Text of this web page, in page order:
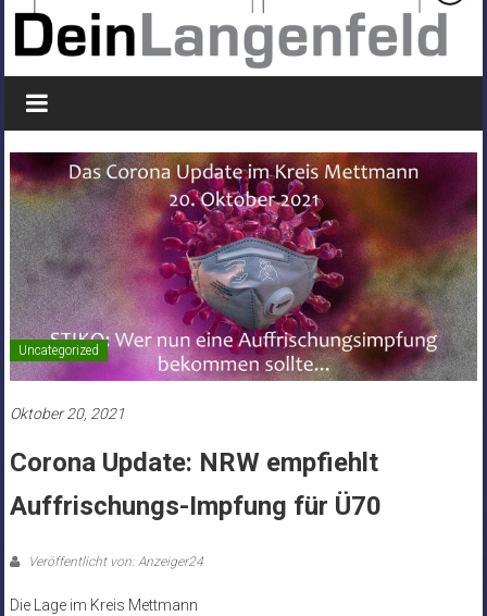
Uncategorized
Oktober 20, 2021
Corona Update: NRW empfiehlt
Auffrischungs-Impfung für Ü70
Veröffentlicht von: Anzeiger24
Die Lage im Kreis Mettmann